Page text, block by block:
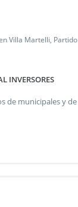
Villa Martelli,
INVERSORES